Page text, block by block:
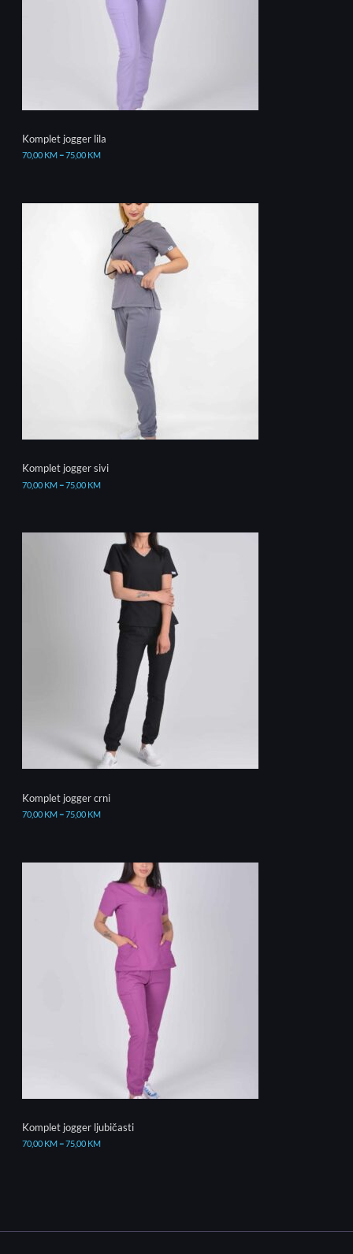
Komplet jogger lila
70,00 KM–75,00 KM
Komplet jogger sivi
70,00 KM–75,00 KM
Komplet jogger crni
70,00 KM–75,00 KM
Komplet jogger ljubičasti
70,00 KM–75,00 KM